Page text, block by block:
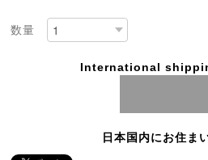
数量
International
日本国内にお住ま